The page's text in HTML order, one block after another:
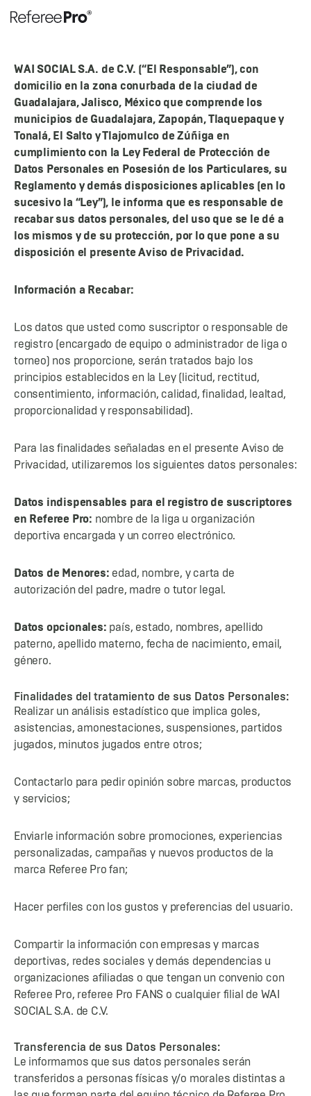
WAI SOCIAL S.A. de C.V. (“El Responsable”), con
domicilio en la zona conurbada de la ciudad de
Guadalajara, Jalisco, México que comprende los
municipios de Guadalajara, Zapopán, Tlaquepaque y
Tonalá, El Salto y Tlajomulco de Zúñiga en
cumplimiento con la Ley Federal de Protección de
Datos Personales en Posesión de los Particulares, su
Reglamento y demás disposiciones aplicables (en lo
sucesivo la “Ley”), le informa que es responsable de
recabar sus datos personales, del uso que se le dé a
los mismos y de su protección, por lo que pone a su
disposición el presente Aviso de Privacidad.
Información a Recabar:
Los datos que usted como suscriptor o responsable de
registro (encargado de equipo o administrador de liga o
torneo) nos proporcione, serán tratados bajo los
principios establecidos en la Ley (licitud, rectitud,
consentimiento, información, calidad, finalidad, lealtad,
proporcionalidad y responsabilidad).
Para las finalidades señaladas en el presente Aviso de
Privacidad, utilizaremos los siguientes datos personales:
Datos indispensables para el registro de suscriptores
en Referee Pro: nombre de la liga u organización
deportiva encargada y un correo electrónico.
Datos de Menores: edad, nombre, y carta de
autorización del padre, madre o tutor legal.
Datos opcionales: país, estado, nombres, apellido
paterno, apellido materno, fecha de nacimiento, email,
género.
Finalidades del tratamiento de sus Datos Personales:
Realizar un análisis estadístico que implica goles,
asistencias, amonestaciones, suspensiones, partidos
jugados, minutos jugados entre otros;
Contactarlo para pedir opinión sobre marcas, productos
y servicios;
Enviarle información sobre promociones, experiencias
personalizadas, campañas y nuevos productos de la
marca Referee Pro fan;
Hacer perfiles con los gustos y preferencias del usuario.
Compartir la información con empresas y marcas
deportivas, redes sociales y demás dependencias u
organizaciones afiliadas o que tengan un convenio con
Referee Pro, referee Pro FANS o cualquier filial de WAI
SOCIAL S.A. de C.V.
Transferencia de sus Datos Personales:
Le informamos que sus datos personales serán
transferidos a personas físicas y/o morales distintas a